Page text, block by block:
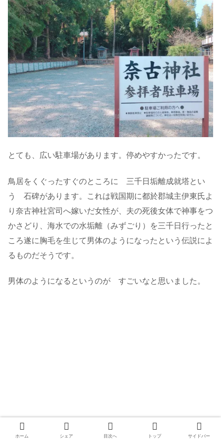
とても、広い駐車場があります。停めやすかったです。
鳥居をくぐったすぐのところに 三千日垢離成就塔とい
う 石碑があります。これは戦国期に都於郡城主伊東氏よ
り奈古神社宮司へ嫁いだ女性が、夫の死後女体で神事をつ
かさどり、海水での水垢離（みずごり）を三千日行ったと
ころ遂に胸毛を生じて男体のようになったという伝説によ
るものだそうです。
男体のようになるというのが すごいなと思いました。
ホーム シェア 目次へ トップ サイドバー